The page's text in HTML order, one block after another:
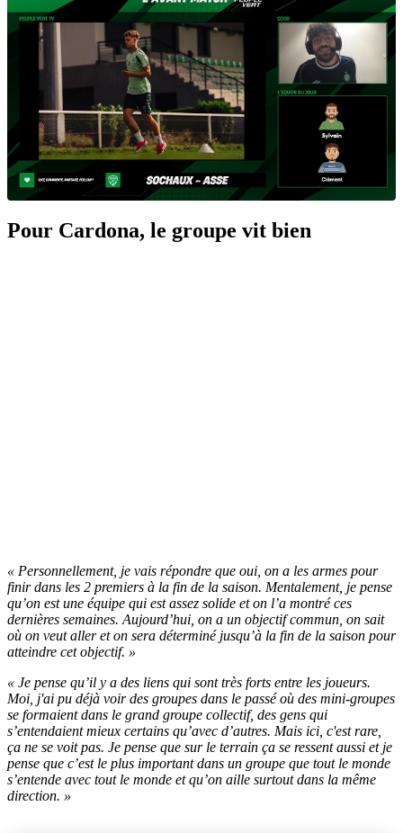
Pour Cardona, le groupe vit bien
« Personnellement, je vais répondre que oui, on a les armes pour
finir dans les 2 premiers à la fin de la saison. Mentalement, je pense
qu’on est une équipe qui est assez solide et on l’a montré ces
dernières semaines. Aujourd’hui, on a un objectif commun, on sait
où on veut aller et on sera déterminé jusqu’à la fin de la saison pour
atteindre cet objectif. »
« Je pense qu’il y a des liens qui sont très forts entre les joueurs.
Moi, j'ai pu déjà voir des groupes dans le passé où des mini-groupes
se formaient dans le grand groupe collectif, des gens qui
s’entendaient mieux certains qu’avec d’autres. Mais ici, c'est rare,
ça ne se voit pas. Je pense que sur le terrain ça se ressent aussi et je
pense que c’est le plus important dans un groupe que tout le monde
s’entende avec tout le monde et qu’on aille surtout dans la même
direction. »